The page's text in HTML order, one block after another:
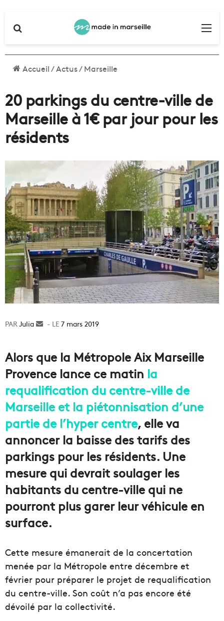
Accueil/Actus/Marseille
20 parkings du centre-ville de
Marseille à 1€ par jour pour les
résidents
Julia
Envoyer7 mars 2019
Alors que la Métropole Aix Marseille
Provence lance ce matin la
requalification du centre-ville de
Marseille et la piétonnisation d’une
partie de l’hyper centre, elle va
annoncer la baisse des tarifs des
parkings pour les résidents. Une
mesure qui devrait soulager les
habitants du centre-ville qui ne
pourront plus garer leur véhicule en
surface.
Cette mesure émanerait de la concertation
menée par la Métropole entre décembre et
février pour préparer le projet de requalification
du centre-ville. Son coût n’a pas encore été
dévoilé par la collectivité.